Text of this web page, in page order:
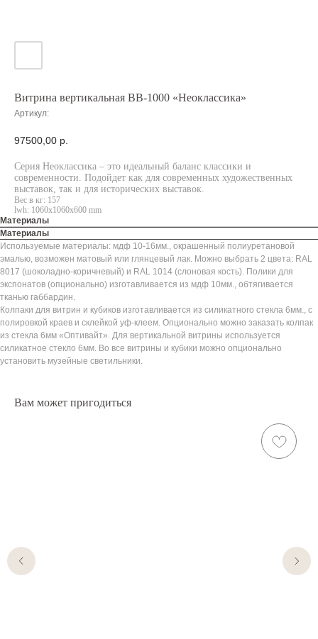
Витрина вертикальная ВВ-1000 «Неоклассика»
Артикул:
97500,00 р.
Серия Неоклассика – это идеальный баланс классики и
современности. Подойдет как для современных художественных
выставок, так и для исторических выставок.
Вес в кг: 157
lwh: 1060x1060x600 mm
Материалы
Материалы
Используемые материалы: мдф 10-16мм., окрашенный полиуретановой
эмалью, возможен матовый или глянцевый лак. Можно выбрать 2 цвета: RAL
8017 (шоколадно-коричневый) и RAL 1014 (слоновая кость). Полики для
экспонатов (опционально) изготавливается из мдф 10мм., обтягивается
тканью габбардин.
Колпаки для витрин и кубиков изготавливается из силикатного стекла 6мм., с
полировкой краев и склейкой уф-клеем. Опционально можно заказать колпак
из стекла 6мм «Оптивайт». Для вертикальной витрины используется
силикатное стекло 6мм. Во все витрины и кубики можно опционально
установить музейные светильники.
Вам может пригодиться